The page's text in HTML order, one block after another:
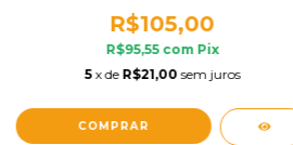
R$105,00
R$95,55 com Pix
5 x de R$21,00 sem juros
COMPRAR